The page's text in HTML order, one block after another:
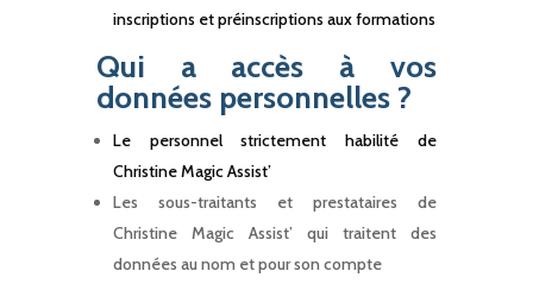
inscriptions et préinscriptions aux formations
Qui a accès à vos
données personnelles ?
Le personnel strictement habilité de
Christine Magic Assist’
Les sous-traitants et prestataires de
Christine Magic Assist’ qui traitent des
données au nom et pour son compte